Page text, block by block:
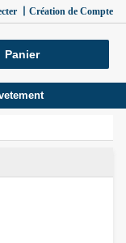
丨 Création de Compte
Panier